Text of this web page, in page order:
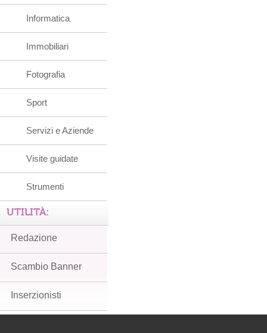
Informatica
Immobiliari
Fotografia
Sport
Servizi e Aziende
Visite guidate
Strumenti
UTILITÀ:
Redazione
Scambio Banner
Inserzionisti